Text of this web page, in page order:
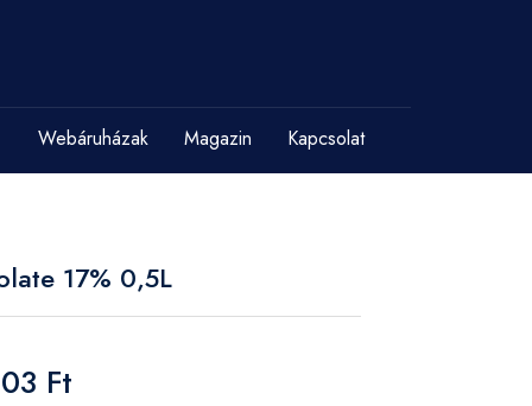
Webáruházak Magazin Kapcsolat
17% 0,5L
Ft